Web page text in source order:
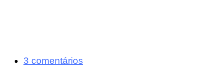
3 comentários